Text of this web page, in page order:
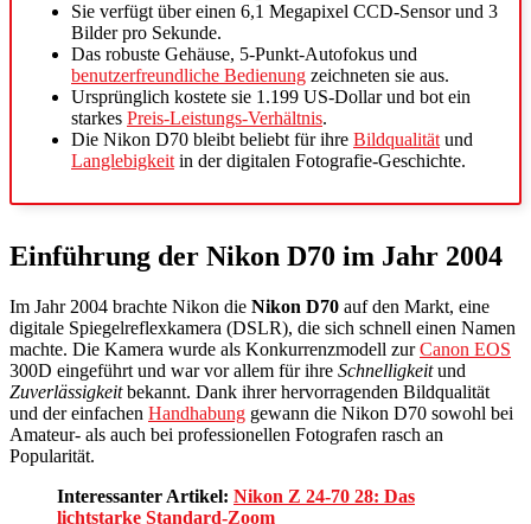
Sie verfügt über einen 6,1 Megapixel CCD-Sensor und 3
Bilder pro Sekunde.
Das robuste Gehäuse, 5-Punkt-Autofokus und
benutzerfreundliche Bedienung zeichneten sie aus.
Ursprünglich kostete sie 1.199 US-Dollar und bot ein
starkes Preis-Leistungs-Verhältnis.
Die Nikon D70 bleibt beliebt für ihre Bildqualität und
Langlebigkeit in der digitalen Fotografie-Geschichte.
Einführung der Nikon D70 im Jahr 2004
Im Jahr 2004 brachte Nikon die Nikon D70 auf den Markt, eine
digitale Spiegelreflexkamera (DSLR), die sich schnell einen Namen
machte. Die Kamera wurde als Konkurrenzmodell zurCanon EOS
300D eingeführt und war vor allem für ihre Schnelligkeitund
Zuverlässigkeitbekannt. Dank ihrer hervorragenden Bildqualität
und der einfachen Handhabung gewann die Nikon D70 sowohl bei
Amateur- als auch bei professionellen Fotografen rasch an
Popularität.
Interessanter Artikel: Nikon Z 24-70 28: Das
lichtstarke Standard-Zoom